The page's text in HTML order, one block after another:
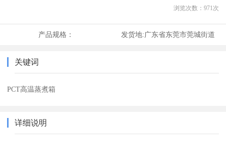
浏览次数： 971次
产品规格： 发货地:广东省东莞市莞城街道
关键词
PCT高温蒸煮箱
详细说明